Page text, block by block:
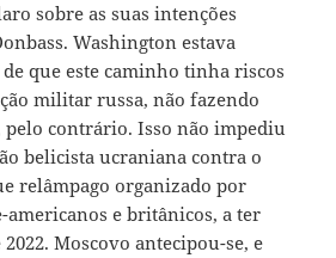
sobre as suas intenções
Washington estava
que este caminho tinha riscos
militar russa, não fazendo
pelo contrário. Isso não impediu
belicista ucraniana contra o
relâmpago organizado por
e britânicos, a ter
Moscovo antecipou-se, e